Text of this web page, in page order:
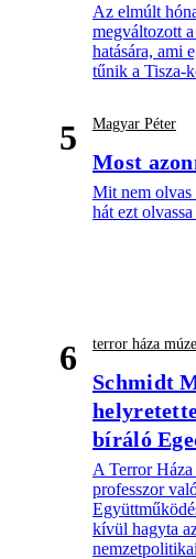
Az elmúlt
megváltozott
hatására, ami
tűnik a Tisza-
5 Magyar Péter
Most
Mit nem olvas
hát ezt
6 terror háza
Schmidt
bíráló
A Terror
professzor
kívül hagyta